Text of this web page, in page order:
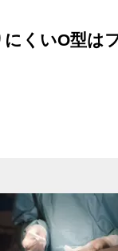
にくいO型は